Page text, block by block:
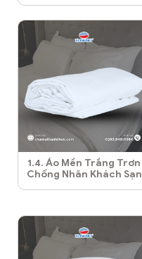
1.4. Áo Mền Trắng Trơn
Chống Nhăn Khách Sạn